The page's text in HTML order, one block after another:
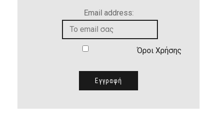
Email address:
Όροι Χρήσης